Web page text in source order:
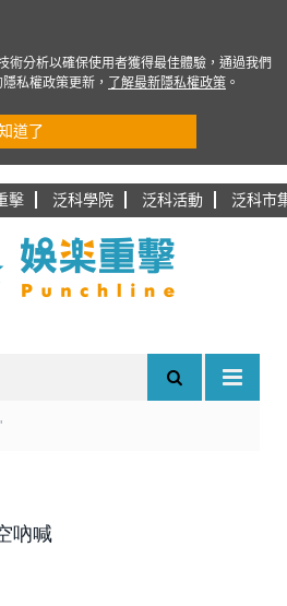
擊 泛科學院 泛科活動 泛科市
吶喊
術分析以確保使用者獲得最佳體驗，通過我們
私權政策更新，
了解最新隱私權政策 。
道了